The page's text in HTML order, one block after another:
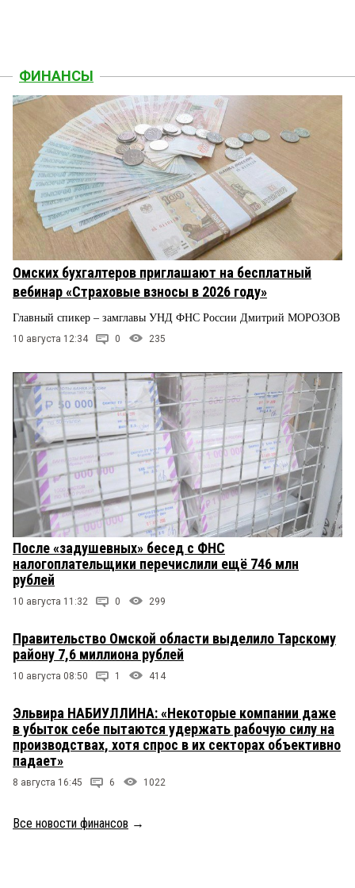
ФИНАНСЫ
Омских бухгалтеров приглашают на бесплатный
вебинар «Страховые взносы в 2026 году»
Главный спикер – замглавы УНД ФНС России Дмитрий МОРОЗОВ
10 августа 12:34 0 235
После «задушевных» бесед с ФНС
налогоплательщики перечислили ещё 746 млн
рублей
10 августа 11:32 0 299
Правительство Омской области выделило Тарскому
району 7,6 миллиона рублей
10 августа 08:50 1 414
Эльвира НАБИУЛЛИНА: «Некоторые компании даже
в убыток себе пытаются удержать рабочую силу на
производствах, хотя спрос в их секторах объективно
падает»
8 августа 16:45 6 1022
Все новости финансов →